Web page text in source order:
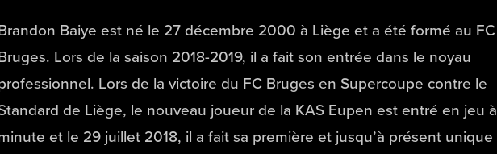
Baiye est né le 27 décembre 2000 à Liège et a été formé au FC
Lors de la saison 2018-2019, il a fait son entrée dans le noyau
Lors de la victoire du FC Bruges en Supercoupe contre le
de Liège, le nouveau joueur de la KAS Eupen est entré en jeu
et le 29 juillet 2018, il a fait sa première et jusqu’à présent unique